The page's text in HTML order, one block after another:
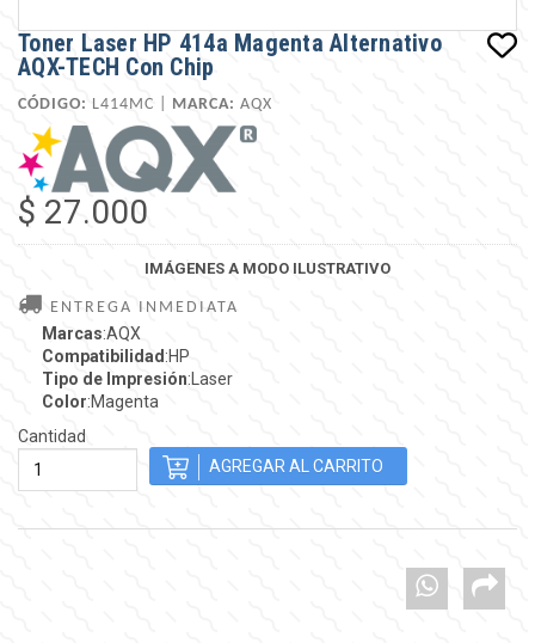
Toner Laser HP 414a Magenta Alternativo
AQX-TECH Con Chip
CÓDIGO: L414MC | MARCA: AQX
$ 27.000
IMÁGENES A MODO ILUSTRATIVO
ENTREGA INMEDIATA
Marcas:AQX
Compatibilidad :HP
Tipo de Impresión:Laser
Color:Magenta
Cantidad